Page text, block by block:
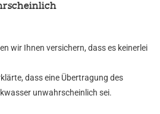
wir Ihnen versichern, dass es keinerlei
dass eine Übertragung des
unwahrscheinlich sei.